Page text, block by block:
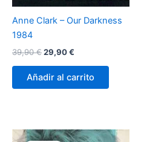
Anne Clark – Our Darkness
1984
39,90€El
original
era:
29,90€
actual
es:
Añadir al carrito